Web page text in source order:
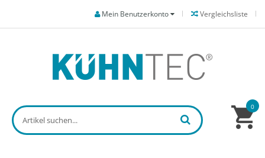
Vergleichsliste
Mein Benutzerkonto
0